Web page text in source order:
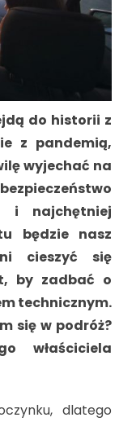
do historii z
z pandemią,
wyjechać na
i najchętniej
będzie nasz
cieszyć się
by zadbać o
technicznym.
się w podróż?
właściciela
dlatego